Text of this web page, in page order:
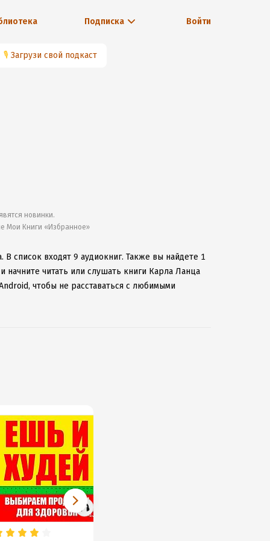
Подписка Войти
🎙 Загрузи свой подкаст
новинки.
Мои Книги «Избранное»
В список входят 9 аудиокниг. Также вы найдете 1
начните читать или слушать книги Карла Ланца
чтобы не расставаться с любимыми